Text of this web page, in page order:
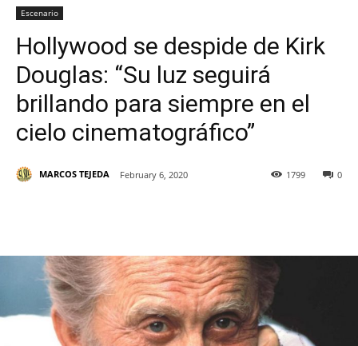
Escenario
Hollywood se despide de Kirk
Douglas: “Su luz seguirá
brillando para siempre en el
cielo cinematográfico”
MARCOS TEJEDA February 6, 2020 0
1799